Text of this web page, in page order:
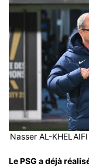
Nasser AL-
Le PSG a déjà